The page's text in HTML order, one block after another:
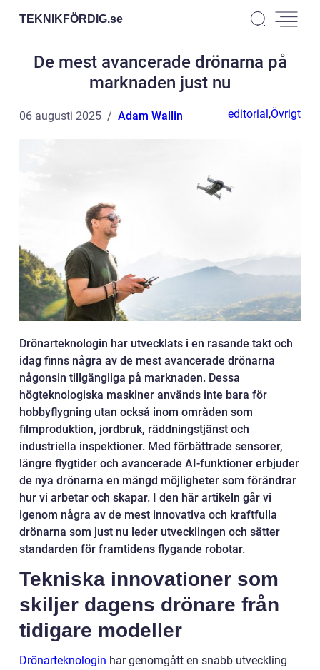
TEKNIKFÖRDIG.se
De mest avancerade drönarna på
marknaden just nu
06 augusti 2025 Adam Wallin editorial,Övrigt
Drönarteknologin har utvecklats i en rasande takt och
idag finns några av de mest avancerade drönarna
någonsin tillgängliga på marknaden. Dessa
högteknologiska maskiner används inte bara för
hobbyflygning utan också inom områden som
filmproduktion, jordbruk, räddningstjänst och
industriella inspektioner. Med förbättrade sensorer,
längre flygtider och avancerade AI-funktioner erbjuder
de nya drönarna en mängd möjligheter som förändrar
hur vi arbetar och skapar. I den här artikeln går vi
igenom några av de mest innovativa och kraftfulla
drönarna som just nu leder utvecklingen och sätter
standarden för framtidens flygande robotar.
Tekniska innovationer som
skiljer dagens drönare från
tidigare modeller
Drönarteknologin har genomgått en snabb utveckling